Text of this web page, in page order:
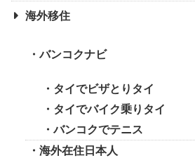
海外移住
バンコクナビ
タイでビザとりタイ
タイでバイク乗りタイ
バンコクでテニス
海外在住日本人